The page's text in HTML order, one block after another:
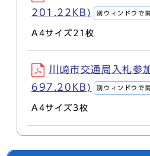
201.22KB)
別ウィンドウで
A4サイズ21枚
川崎市交通局入札参
697.20KB)
別ウィンドウで
A4サイズ3枚